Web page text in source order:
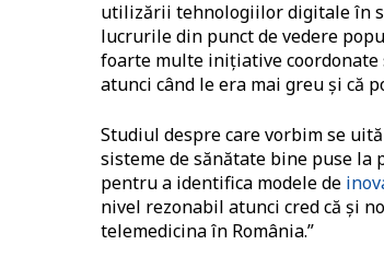
utilizării tehnologiilor digitale în
lucrurile din punct de vedere
foarte multe inițiative coordonate
atunci când le era mai greu și că
Studiul despre care vorbim se
sisteme de sănătate bine puse
pentru a identifica modele de
nivel rezonabil atunci cred că și
telemedicina în România.”